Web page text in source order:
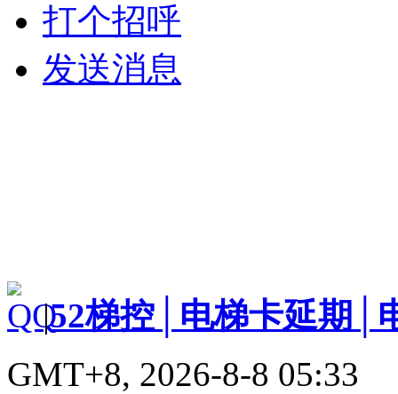
打个招呼
发送消息
|52梯控│电梯卡延期│
GMT+8, 2026-8-8 05:33